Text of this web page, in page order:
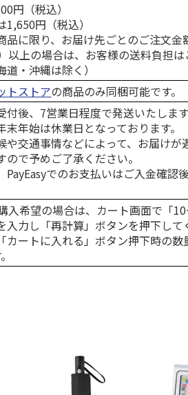
円（税込）
円（税込）
品に限り、お届け先ごとのご注文金
以上の場合は、お客様の送料負担は
・沖縄は除く）
トストアの商品のみ同梱可能です。
付後、7営業日程度で発送いたします
年始は休業日となっております。
交通事情などによって、お届けが
ので予めご了承ください。
でのお支払いはご入金確認
入希望の場合は、カート画面で「
入力し「再計算」ボタンを押下して
カートに入れる」ボタン押下時の数